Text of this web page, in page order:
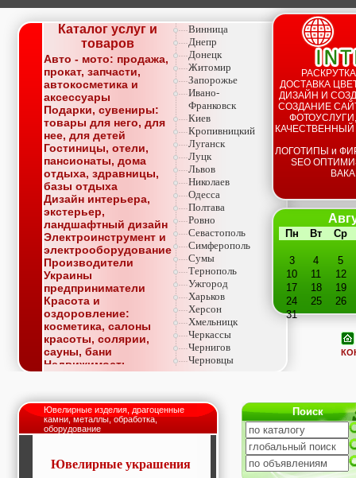
Каталог услуг и
товаров
Авто - мото: продажа,
прокат, запчасти,
автокосметика и
аксессуары
Подарки, сувениры:
товары для него, для
нее, для детей
Гостиницы, отели,
пансионаты, дома
отдыха, здравницы,
базы отдыха
Дизайн интерьера,
экстерьер,
ландшафтный дизайн
Электроинструмент и
электрооборудование
Производители
Украины
предприниматели
Красота и
оздоровление:
косметика, салоны
красоты, солярии,
сауны, бани
Недвижимость,
Окна, стекло,
витражи, входные
группы, двери,
Образование и наука,
Винница
Днепр
Донецк
Житомир
Запорожье
Ивано-
Франковск
Киев
Кропивницкий
Луганск
Луцк
Львов
Николаев
Одесса
Полтава
Ровно
Севастополь
Симферополь
Сумы
Тернополь
Ужгород
Харьков
Херсон
Хмельницк
Черкассы
Чернигов
Черновцы
ДОСТАВКА
ДИЗАЙН И
СОЗДАНИЕ
ЛОГОТИПЫ и
SEO
Пн Вт Ср
3 4
5
10
11
12
17
18
19
24
25
26
31
Ювелирные изделия, драгоценные
камни, металлы, обработка,
оборудование
Ювелирные украшения
Поиск